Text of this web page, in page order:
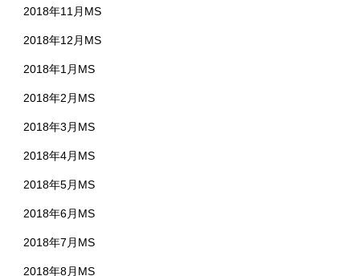
2018年11月MS
2018年12月MS
2018年1月MS
2018年2月MS
2018年3月MS
2018年4月MS
2018年5月MS
2018年6月MS
2018年7月MS
2018年8月MS